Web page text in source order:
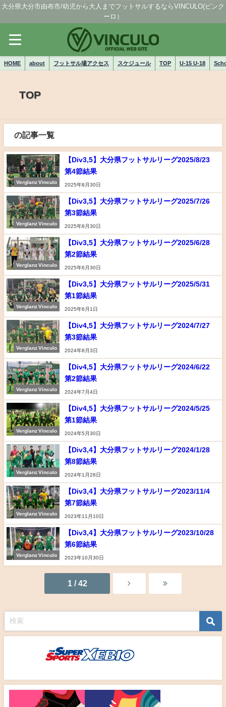
大分県大分市由布市/幼児から大人までフットサルするならVINCULO(ビンク
ーロ）
HOME about フットサル場アクセス スケジュール TOP U-15 U-18
TOP
の記事一覧
Verglanz Vinculo
【Div3,5】大分県フットサルリーグ2025/8/23
第4節結果
2025年8月30日
Verglanz Vinculo
【Div3,5】大分県フットサルリーグ2025/7/26
第3節結果
2025年8月30日
Verglanz Vinculo
【Div3,5】大分県フットサルリーグ2025/6/28
第2節結果
2025年6月30日
Verglanz Vinculo
【Div3,5】大分県フットサルリーグ2025/5/31
第1節結果
2025年6月1日
Verglanz Vinculo
【Div4,5】大分県フットサルリーグ2024/7/27
第3節結果
2024年8月3日
Verglanz Vinculo
【Div4,5】大分県フットサルリーグ2024/6/22
第2節結果
2024年7月4日
Verglanz Vinculo
【Div4,5】大分県フットサルリーグ2024/5/25
第1節結果
2024年5月30日
Verglanz Vinculo
【Div3,4】大分県フットサルリーグ2024/1/28
第8節結果
2024年1月28日
Verglanz Vinculo
【Div3,4】大分県フットサルリーグ2023/11/4
第7節結果
2023年11月10日
Verglanz Vinculo
【Div3,4】大分県フットサルリーグ2023/10/28
第6節結果
2023年10月30日
1 / 42